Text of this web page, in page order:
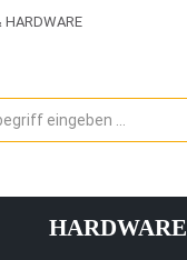
HARDWARE
HARDWARE